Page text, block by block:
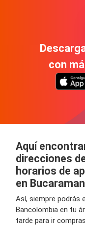
con
Aquí
direcciones
horarios de
en
Así, siempre podrás
Bancolombia en tu
tarde para ir